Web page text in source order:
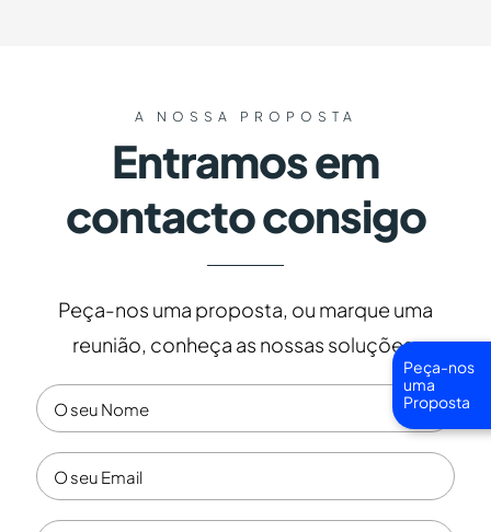
A NOSSA PROPOSTA
Entramos em
contacto consigo
Peça-nos uma proposta, ou marque uma
reunião, conheça as nossas soluções.
Peça-nos
uma
Proposta